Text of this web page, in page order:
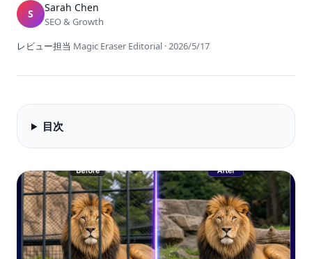
S Sarah Chen
SEO & Growth
レビュー担当 Magic Eraser Editorial ·2026/5/17
目次